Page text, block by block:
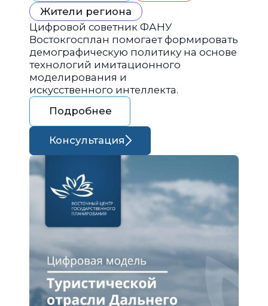
Жители региона
Цифровой советник ФАНУ
Востокгосплан помогает формировать
демографическую политику на основе
технологий имитационного
моделирования и
искусственного интеллекта.
Подробнее
Консультация